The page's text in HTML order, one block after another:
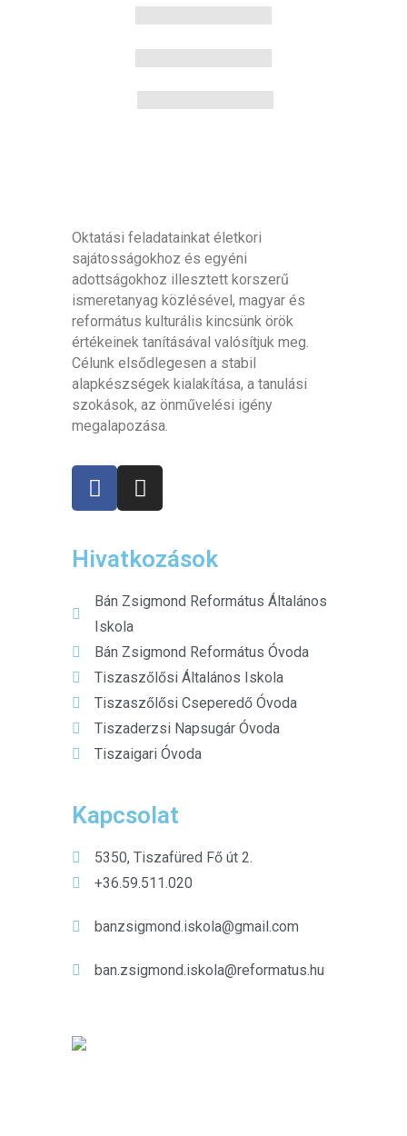
Oktatási feladatainkat életkori
sajátosságokhoz és egyéni
adottságokhoz illesztett korszerű
ismeretanyag közlésével, magyar és
református kulturális kincsünk örök
értékeinek tanításával valósítjuk meg.
Célunk elsődlegesen a stabil
alapkészségek kialakítása, a tanulási
szokások, az önművelési igény
megalapozása.
Hivatkozások
Bán Zsigmond Református Általános
Iskola
Bán Zsigmond Református Óvoda
Tiszaszőlősi Általános Iskola
Tiszaszőlősi Cseperedő Óvoda
Tiszaderzsi Napsugár Óvoda
Tiszaigari Óvoda
Kapcsolat
5350, Tiszafüred Fő út 2.
+36.59.511.020
banzsigmond.iskola@gmail.com
ban.zsigmond.iskola@reformatus.hu